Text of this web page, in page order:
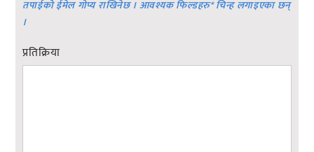
तपाईको ईमेल गोप्य राखिनेछ । आवश्यक फिल्डहरु*चिन्ह लगाइएका छन्
।
प्रतिक्रिया